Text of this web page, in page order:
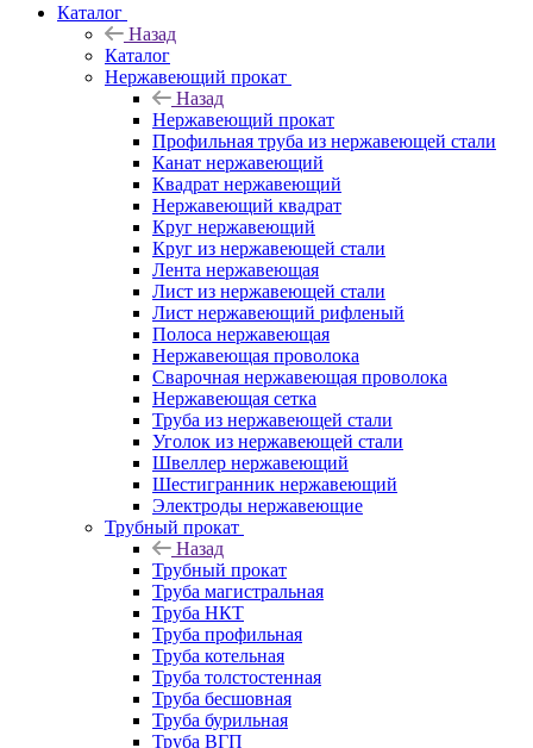
Каталог
Назад
Каталог
Нержавеющий прокат
Назад
Нержавеющий прокат
Профильная труба из нержавеющей стали
Канат нержавеющий
Квадрат нержавеющий
Нержавеющий квадрат
Круг нержавеющий
Круг из нержавеющей стали
Лента нержавеющая
Лист из нержавеющей стали
Лист нержавеющий рифленый
Полоса нержавеющая
Нержавеющая проволока
Сварочная нержавеющая проволока
Нержавеющая сетка
Труба из нержавеющей стали
Уголок из нержавеющей стали
Швеллер нержавеющий
Шестигранник нержавеющий
Электроды нержавеющие
Трубный прокат
Назад
Трубный прокат
Труба магистральная
Труба НКТ
Труба профильная
Труба котельная
Труба толстостенная
Труба бесшовная
Труба бурильная
Труба ВГП